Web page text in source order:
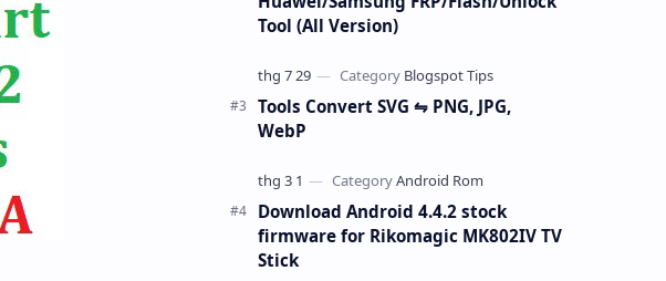
Tool (All Version)
Tools Convert SVG ⇋ PNG, JPG,
WebP
Download Android 4.4.2 stock
firmware for Rikomagic MK802IV TV
Stick